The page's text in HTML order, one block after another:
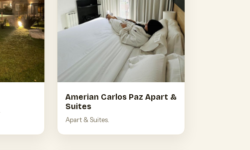
Amerian Carlos Paz Apart &
Suites
Apart & Suites.